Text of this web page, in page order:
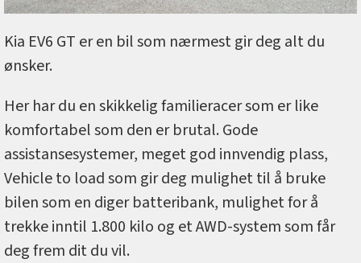
Kia EV6 GT er en bil som nærmest gir deg alt du
ønsker.
Her har du en skikkelig familieracer som er like
komfortabel som den er brutal. Gode
assistansesystemer, meget god innvendig plass,
Vehicle to load som gir deg mulighet til å bruke
bilen som en diger batteribank, mulighet for å
trekke inntil 1.800 kilo og et AWD-system som får
deg frem dit du vil.